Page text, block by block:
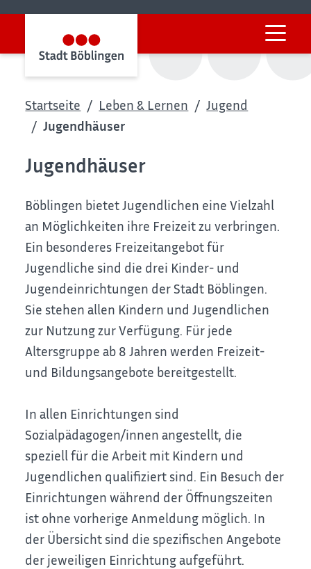
Startseite Leben & Lernen
Jugend
Jugendhäuser
Jugendhäuser
Böblingen bietet Jugendlichen eine Vielzahl
an Möglichkeiten ihre Freizeit zu verbringen.
Ein besonderes Freizeitangebot für
Jugendliche sind die drei Kinder- und
Jugendeinrichtungen der Stadt Böblingen.
Sie stehen allen Kindern und Jugendlichen
zur Nutzung zur Verfügung. Für jede
Altersgruppe ab 8 Jahren werden Freizeit-
und Bildungsangebote bereitgestellt.
In allen Einrichtungen sind
Sozialpädagogen/innen angestellt, die
speziell für die Arbeit mit Kindern und
Jugendlichen qualifiziert sind. Ein Besuch der
Einrichtungen während der Öffnungszeiten
ist ohne vorherige Anmeldung möglich. In
der Übersicht sind die spezifischen Angebote
der jeweiligen Einrichtung aufgeführt.